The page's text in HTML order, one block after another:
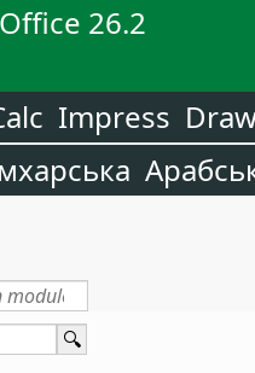
26.2
Impress